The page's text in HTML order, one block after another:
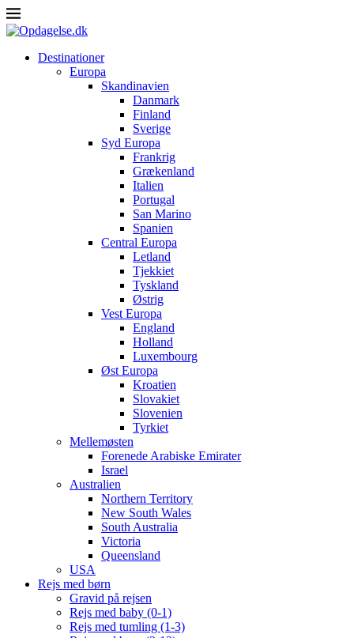
Destinationer
Europa
Skandinavien
Danmark
Finland
Sverige
Syd Europa
Frankrig
Grækenland
Italien
Portugal
San Marino
Spanien
Central Europa
Letland
Tjekkiet
Tyskland
Østrig
Vest Europa
England
Holland
Luxembourg
Øst Europa
Kroatien
Slovakiet
Slovenien
Tyrkiet
Mellemøsten
Forenede Arabiske Emirater
Israel
Australien
Northern Territory
New South Wales
South Australia
Victoria
Queensland
USA
Rejs med børn
Gravid på rejsen
Rejs med baby (0-1)
Rejs med tumling (1-3)